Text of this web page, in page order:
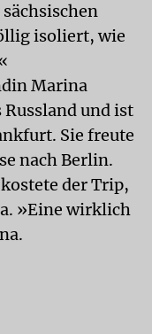
isoliert, wie
Marina
Russland und ist
Sie freute
nach Berlin.
der Trip,
»Eine wirklich